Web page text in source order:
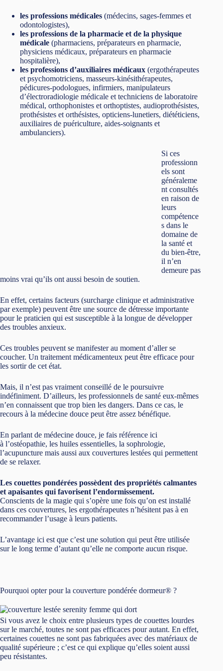
les professions médicales (médecins, sages-femmes et
odontologistes),
les professions de la pharmacie et de la physique
médicale (pharmaciens, préparateurs en pharmacie,
physiciens médicaux, préparateurs en pharmacie
hospitalière),
les professions d’auxiliaires médicaux (ergothérapeutes
et psychomotriciens, masseurs-kinésithérapeutes,
pédicures-podologues, infirmiers, manipulateurs
d’électroradiologie médicale et techniciens de laboratoire
médical, orthophonistes et orthoptistes, audioprothésistes,
prothésistes et orthésistes, opticiens-lunetiers, diététiciens,
auxiliaires de puériculture, aides-soignants et
ambulanciers).
Si ces
professionn
els sont
généraleme
nt consultés
en raison de
leurs
compétence
s dans le
domaine de
la santé et
du bien-être,
il n’en
demeure pas
moins vrai qu’ils ont aussi besoin de soutien.
En effet, certains facteurs (surcharge clinique et administrative
par exemple) peuvent être une source de détresse importante
pour le praticien qui est susceptible à la longue de développer
des troubles anxieux.
Ces troubles peuvent se manifester au moment d’aller se
coucher. Un traitement médicamenteux peut être efficace pour
les sortir de cet état.
Mais, il n’est pas vraiment conseillé de le poursuivre
indéfiniment. D’ailleurs, les professionnels de santé eux-mêmes
n’en connaissent que trop bien les dangers. Dans ce cas, le
recours à la médecine douce peut être assez bénéfique.
En parlant de médecine douce, je fais référence ici
à l’ostéopathie, les huiles essentielles, la sophrologie,
l’acupuncture mais aussi aux couvertures lestées qui permettent
de se relaxer.
Les couettes pondérées possèdent des propriétés calmantes
et apaisantes qui favorisent l’endormissement.
Conscients de la magie qui s’opère une fois qu’on est installé
dans ces couvertures, les ergothérapeutes n’hésitent pas à en
recommander l’usage à leurs patients.
L’avantage ici est que c’est une solution qui peut être utilisée
sur le long terme d’autant qu’elle ne comporte aucun risque.
Pourquoi opter pour la couverture pondérée dormeur® ?
Si vous avez le choix entre plusieurs types de couettes lourdes
sur le marché, toutes ne sont pas efficaces pour autant. En effet,
certaines couettes ne sont pas fabriquées avec des matériaux de
qualité supérieure ; c’est ce qui explique qu’elles soient aussi
peu résistantes.